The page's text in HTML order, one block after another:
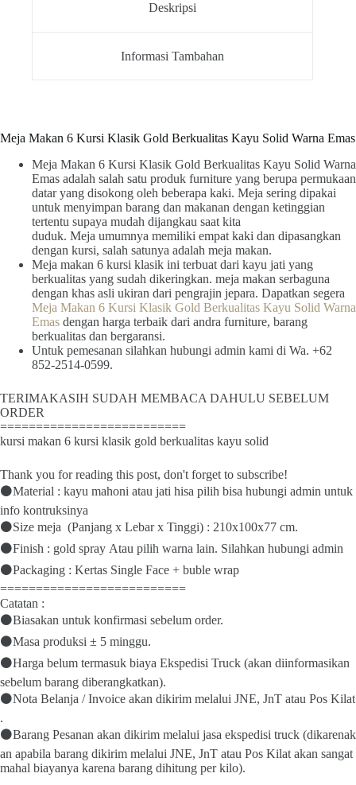
Deskripsi
Informasi Tambahan
Meja Makan 6 Kursi Klasik Gold Berkualitas Kayu Solid Warna Emas
Meja Makan 6 Kursi Klasik Gold Berkualitas Kayu Solid Warna
Emas adalah salah satu produk furniture yang berupa permukaan
datar yang disokong oleh beberapa kaki. Meja sering dipakai
untuk menyimpan barang dan makanan dengan ketinggian
tertentu supaya mudah dijangkau saat kita
duduk. Meja umumnya memiliki empat kaki dan dipasangkan
dengan kursi, salah satunya adalah meja makan.
Meja makan 6 kursi klasik ini terbuat dari kayu jati yang
berkualitas yang sudah dikeringkan. meja makan serbaguna
dengan khas asli ukiran dari pengrajin jepara. Dapatkan segera
Meja Makan 6 Kursi Klasik Gold Berkualitas Kayu Solid Warna
Emas dengan harga terbaik dari andra furniture, barang
berkualitas dan bergaransi.
Untuk pemesanan silahkan hubungi admin kami di Wa. +62
852-2514-0599.
TERIMAKASIH SUDAH MEMBACA DAHULU SEBELUM
ORDER
==========================
kursi makan 6 kursi klasik gold berkualitas kayu solid
Thank you for reading this post, don't forget to subscribe!
⚫Material : kayu mahoni atau jati hisa pilih bisa hubungi admin untuk
info kontruksinya
⚫Size meja (Panjang x Lebar x Tinggi) : 210x100x77 cm.
⚫Finish : gold spray Atau pilih warna lain. Silahkan hubungi admin
⚫Packaging : Kertas Single Face + buble wrap
==========================
Catatan :
⚫Biasakan untuk konfirmasi sebelum order.
⚫Masa produksi ± 5 minggu.
⚫Harga belum termasuk biaya Ekspedisi Truck (akan diinformasikan
sebelum barang diberangkatkan).
⚫Nota Belanja / Invoice akan dikirim melalui JNE, JnT atau Pos Kilat
.
⚫Barang Pesanan akan dikirim melalui jasa ekspedisi truck (dikarenak
an apabila barang dikirim melalui JNE, JnT atau Pos Kilat akan sangat
mahal biayanya karena barang dihitung per kilo).